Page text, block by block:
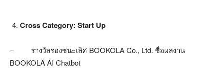
Cross Category: Start Up
– รางวัลรองชนะเลิศ BOOKOLA Co., Ltd. ชื่อผลงาน
BOOKOLA AI Chatbot